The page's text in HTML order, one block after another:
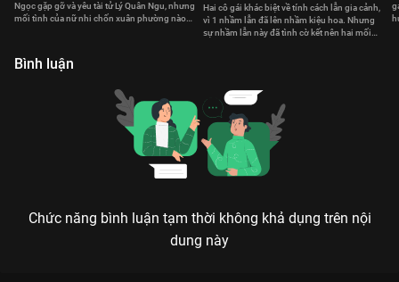
Ngọc gặp gỡ và yêu tài tử Lý Quân Ngu, nhưng
mối tình của nữ nhi chốn xuân phường nào
Hai cô gái khác biệt về tính cách lẫn gia cảnh,
vì 1 nhầm lẫn đã lên nhầm kiệu hoa. Nhưng
sự nhầm lẫn này đã tình cờ kết nên hai mối
Bình luận
Chức năng bình luận tạm thời không khả dụng trên nội
dung này